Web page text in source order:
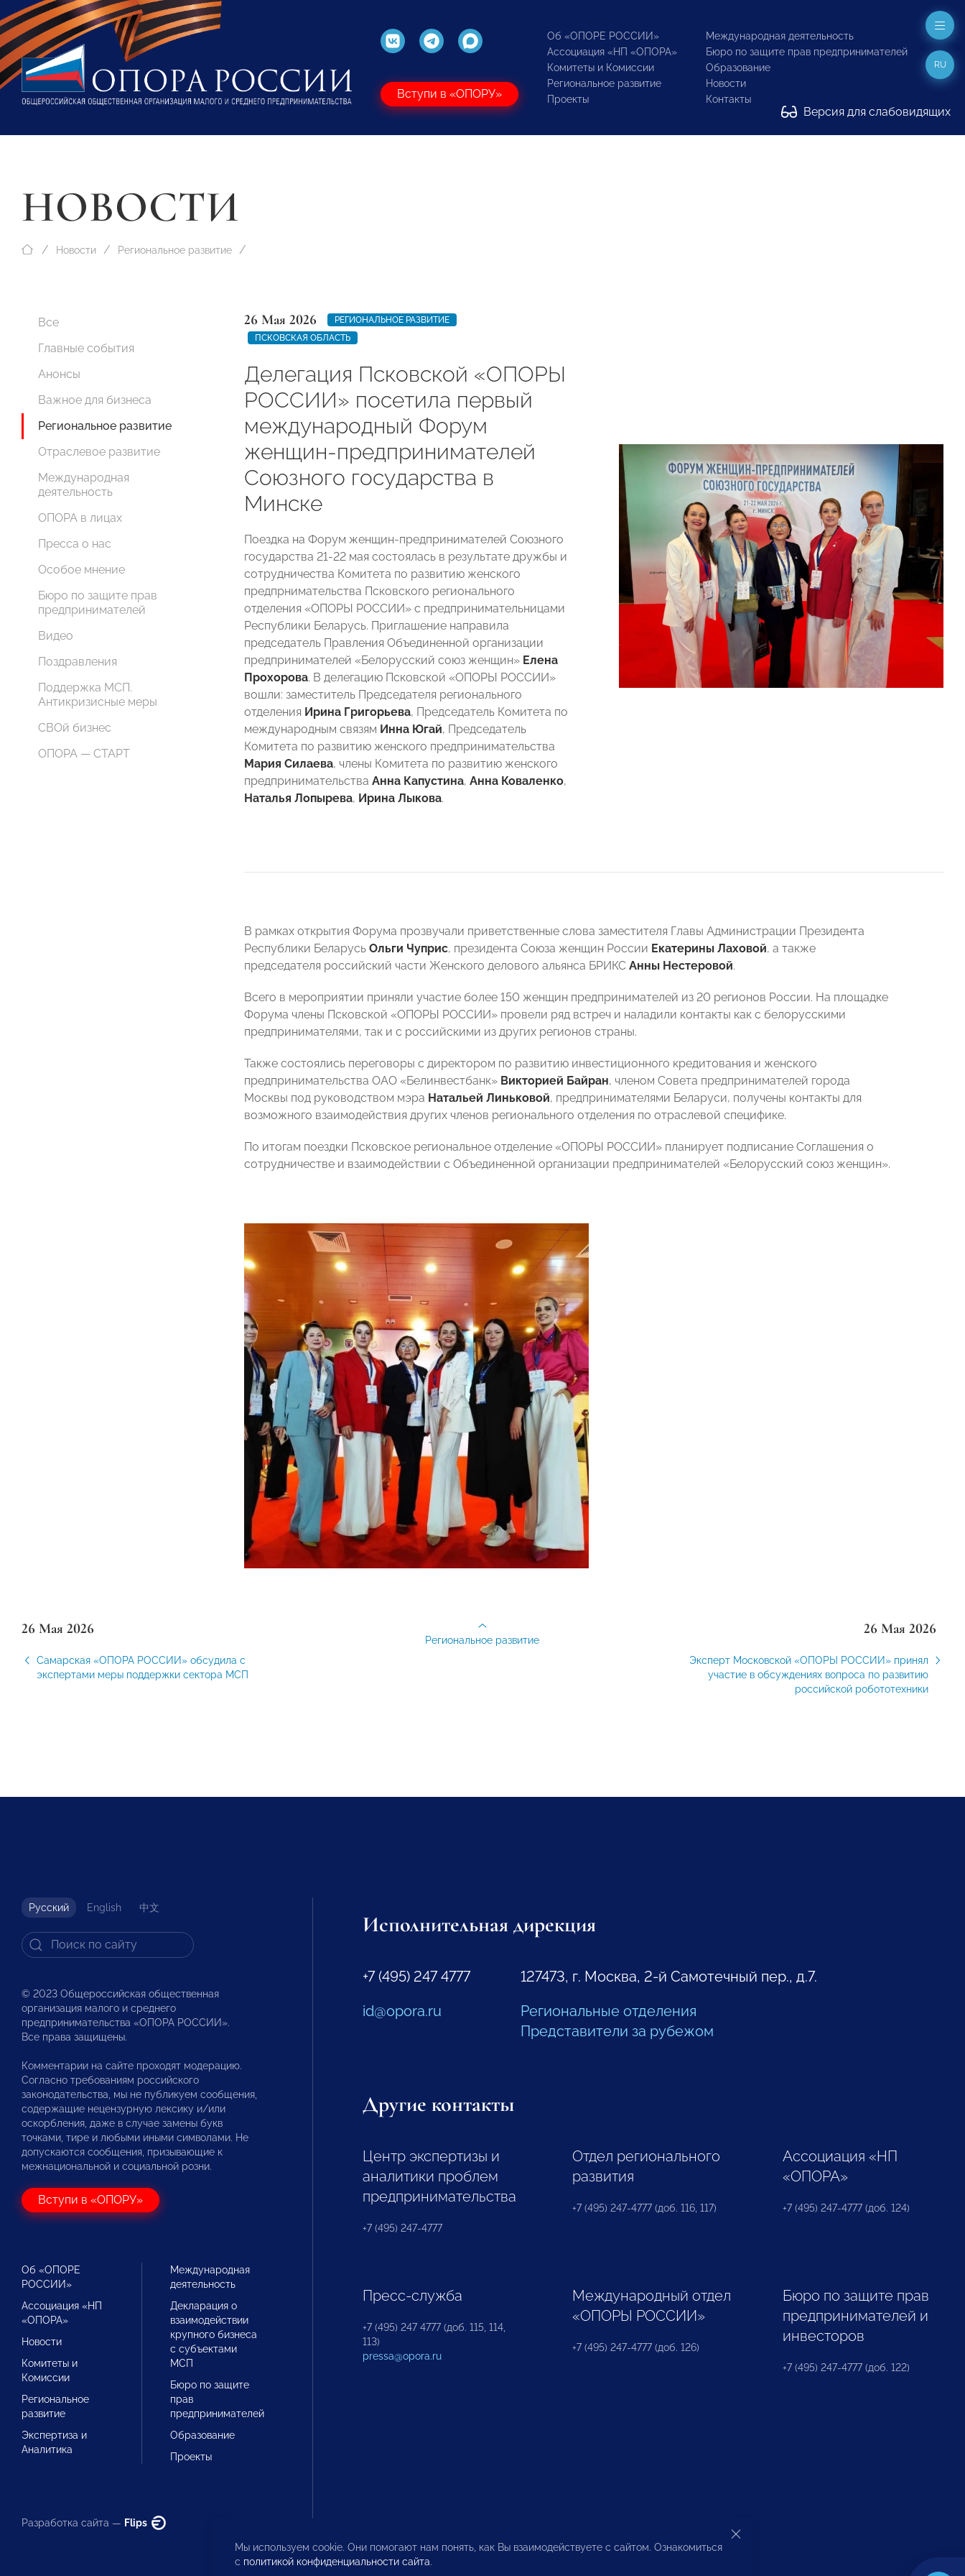
Вступи в «ОПОРУ»
Об «ОПОРЕ РОССИИ»
Ассоциация «НП «ОПОРА»
Комитеты и Комиссии
Региональное развитие
Проекты
Международная деятельность
Бюро по защите прав предпринимателей
Образование
Новости
Контакты
Версия для слабовидящих
RU
НОВОСТИ
Новости Региональное развитие
Все
Главные события
Анонсы
Важное для бизнеса
Региональное развитие
Отраслевое развитие
Международная
деятельность
ОПОРА в лицах
Пресса о нас
Особое мнение
Бюро по защите прав
предпринимателей
Видео
Поздравления
Поддержка МСП.
Антикризисные меры
СВОй бизнес
ОПОРА — СТАРТ
26 Мая 2026
РЕГИОНАЛЬНОЕ РАЗВИТИЕ
ПСКОВСКАЯ ОБЛАСТЬ
Делегация Псковской «ОПОРЫ
РОССИИ» посетила первый
международный Форум
женщин-предпринимателей
Союзного государства в
Минске
Поездка на Форум женщин-предпринимателей Союзного
государства 21-22 мая состоялась в результате дружбы и
сотрудничества Комитета по развитию женского
предпрнимательства Псковского регионального
отделения «ОПОРЫ РОССИИ» с предпринимательницами
Республики Беларусь. Приглашение направила
председатель Правления Объединенной организации
предпринимателей «Белорусский союз женщин» Елена
Прохорова. В делегацию Псковской «ОПОРЫ РОССИИ»
вошли: заместитель Председателя регионального
отделения Ирина Григорьева, Председатель Комитета по
международным связям Инна Югай, Председатель
Комитета по развитию женского предпринимательства
Мария Силаева, члены Комитета по развитию женского
предпринимательства Анна Капустина, Анна Коваленко,
Наталья Лопырева, Ирина Лыкова.
В рамках открытия Форума прозвучали приветственные слова заместителя Главы Администрации Президента
Республики Беларусь Ольги Чуприс, президента Союза женщин России Екатерины Лаховой, а также
председателя российский части Женского делового альянса БРИКС Анны Нестеровой.
Всего в мероприятии приняли участие более 150 женщин предпринимателей из 20 регионов России. На площадке
Форума члены Псковской «ОПОРЫ РОССИИ» провели ряд встреч и наладили контакты как с белорусскими
предпринимателями, так и с российскими из других регионов страны.
Также состоялись переговоры с директором по развитию инвестиционного кредитования и женского
предпринимательства ОАО «Белинвестбанк» Викторией Байран, членом Совета предпринимателей города
Москвы под руководством мэра Натальей Линьковой, предпринимателями Беларуси, получены контакты для
возможного взаимодействия других членов регионального отделения по отраслевой специфике.
По итогам поездки Псковское региональное отделение «ОПОРЫ РОССИИ» планирует подписание Соглашения о
сотрудничестве и взаимодействии с Объединенной организации предпринимателей «Белорусский союз женщин».
26 Мая 2026
Самарская «ОПОРА РОССИИ» обсудила с
экспертами меры поддержки сектора МСП
26 Мая 2026
Эксперт Московской «ОПОРЫ РОССИИ» принял
участие в обсуждениях вопроса по развитию
российской робототехники
Региональное развитие
Русский English 中文
© 2023 Общероссийская общественная
организация малого и среднего
предпринимательства «ОПОРА РОССИИ».
Все права защищены.
Комментарии на сайте проходят модерацию.
Согласно требованиям российского
законодательства, мы не публикуем сообщения,
содержащие нецензурную лексику и/или
оскорбления, даже в случае замены букв
точками, тире и любыми иными символами. Не
допускаются сообщения, призывающие к
межнациональной и социальной розни.
Вступи в «ОПОРУ»
Об «ОПОРЕ
РОССИИ»
Ассоциация «НП
«ОПОРА»
Новости
Комитеты и
Комиссии
Региональное
развитие
Экспертиза и
Аналитика
Международная
деятельность
Декларация о
взаимодействии
крупного бизнеса
с субъектами
МСП
Бюро по защите
прав
предпринимателей
Образование
Проекты
Разработка сайта — Flips
Исполнительная дирекция
+7 (495) 247 4777
id@opora.ru
127473, г. Москва, 2-й Самотечный пер., д.7.
Региональные отделения
Представители за рубежом
Другие контакты
Центр экспертизы и
аналитики проблем
предпринимательства
+7 (495) 247-4777
Отдел регионального
развития
+7 (495) 247-4777 (доб. 116, 117)
Ассоциация «НП
«ОПОРА»
+7 (495) 247-4777 (доб. 124)
Пресс-служба
+7 (495) 247 4777 (доб. 115, 114,
113)
pressa@opora.ru
Международный отдел
«ОПОРЫ РОССИИ»
+7 (495) 247-4777 (доб. 126)
Бюро по защите прав
предпринимателей и
инвесторов
+7 (495) 247-4777 (доб. 122)
Мы используем cookie. Они помогают нам понять, как Вы взаимодействуете с сайтом. Ознакомиться
с политикой конфиденциальности сайта.